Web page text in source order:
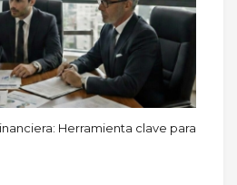
Herramienta clave para